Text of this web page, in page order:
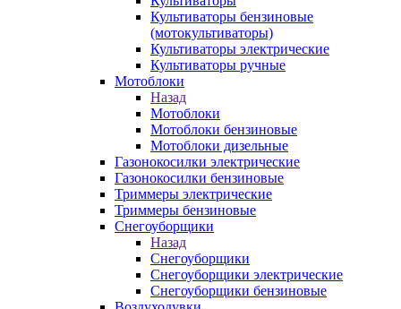
Культиваторы бензиновые
(мотокультиваторы)
Культиваторы электрические
Культиваторы ручные
Мотоблоки
Назад
Мотоблоки
Мотоблоки бензиновые
Мотоблоки дизельные
Газонокосилки электрические
Газонокосилки бензиновые
Триммеры электрические
Триммеры бензиновые
Снегоуборщики
Назад
Снегоуборщики
Снегоуборщики электрические
Снегоуборщики бензиновые